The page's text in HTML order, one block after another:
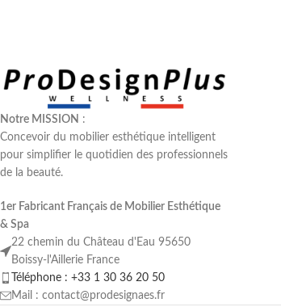
Notre MISSION :
Concevoir du mobilier esthétique intelligent
pour simplifier le quotidien des professionnels
de la beauté.
1er Fabricant Français de Mobilier Esthétique
& Spa
22 chemin du Château d'Eau 95650
Boissy-l'Aillerie France
Téléphone : +33 1 30 36 20 50
Mail : contact@prodesignaes.fr